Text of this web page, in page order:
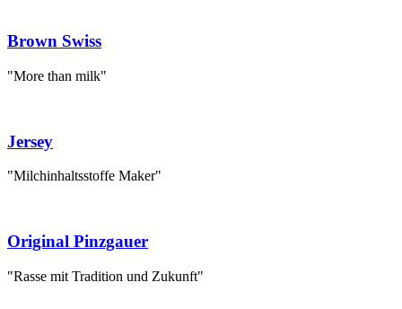
Brown Swiss
"More than milk"
Jersey
"Milchinhaltsstoffe Maker"
Original Pinzgauer
"Rasse mit Tradition und Zukunft"